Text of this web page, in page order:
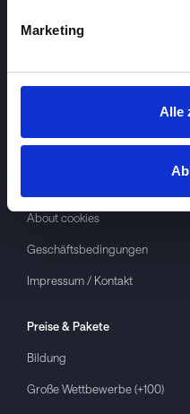
Marketing
Alle
About cookies
Geschäftsbedingungen
Impressum / Kontakt
Preise & Pakete
Bildung
Große Wettbewerbe (+100)